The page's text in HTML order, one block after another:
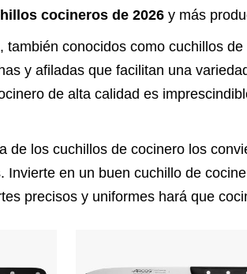
cocineros de 2026 y más
también conocidos como cuchillos
y afiladas que facilitan una
de alta calidad es
de los cuchillos de cocinero los
Invierte en un buen cuchillo de
precisos y uniformes hará que